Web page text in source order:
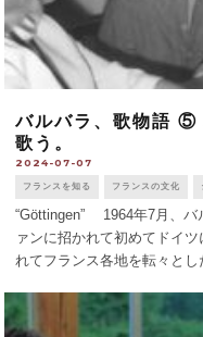
バルバラ、歌物語 ⑤
歌う。
2024-07-07
フランスを知る フランスの文化
“Göttingen” 1964年7月、バ
ァンに招かれて初めてドイ
れてフランス各地を転々とし
が。「こ [...]